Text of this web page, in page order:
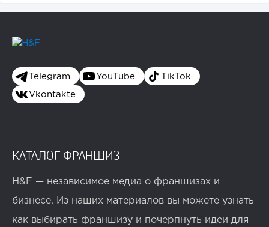
Telegram YouTube TikTok
Vkontakte
КАТАЛОГ ФРАНШИЗ
H&F — независимое медиа о франшизах и
бизнесе. Из наших материалов вы можете узнать
как выбирать франшизу и почерпнуть идеи для